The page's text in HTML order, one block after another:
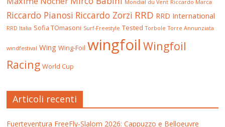
Mondial du Vent Riccardo Marca
Riccardo Pianosi Riccardo Zorzi RRD RRD International
RRD Italia Sofia TOmasoni Surf-Freestyle Tested Torbole Torre Annunziata
windfestival Wing Wing-Foil wingfoil Wingfoil
Racing World Cup
Articoli recenti
Fuerteventura FreeFly-Slalom 2026: Cappuzzo e Belloeuvre